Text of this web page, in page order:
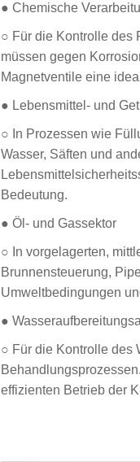
● Chemische
○ Für die Kontrolle des
müssen gegen
Magnetventile eine
● Lebensmittel- und
○ In Prozessen wie
Wasser, Säften und
Bedeutung.
● Öl- und Gassektor
○ In vorgelagerten,
Brunnensteuerung,
Umweltbedingungen
●
○ Für die Kontrolle des
effizienten Betrieb der